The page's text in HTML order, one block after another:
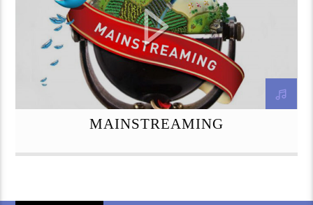
MAINSTREAMING